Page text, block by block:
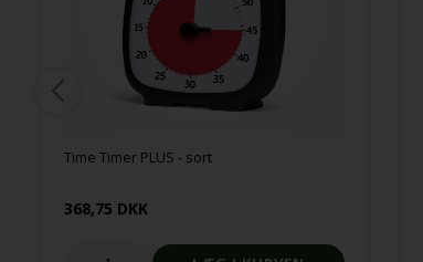
Time Timer PLUS - sort
368,75 DKK